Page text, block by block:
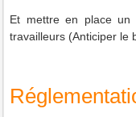
Et mettre en place un
travailleurs (Anticiper le